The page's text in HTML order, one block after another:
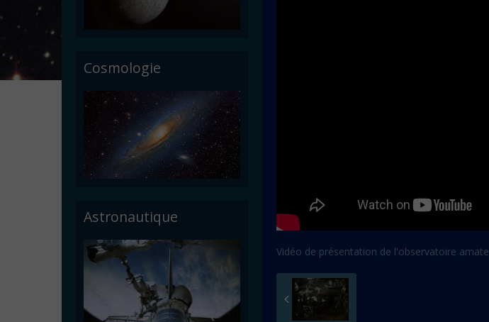
Vidéo de présentation de l'observatoire
Cosmologie
Astronautique